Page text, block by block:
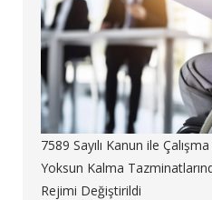
7589 Sayılı Kanun ile
Yoksun Kalma
Rejimi Değiştirildi